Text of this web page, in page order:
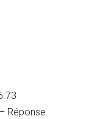
– Réponse